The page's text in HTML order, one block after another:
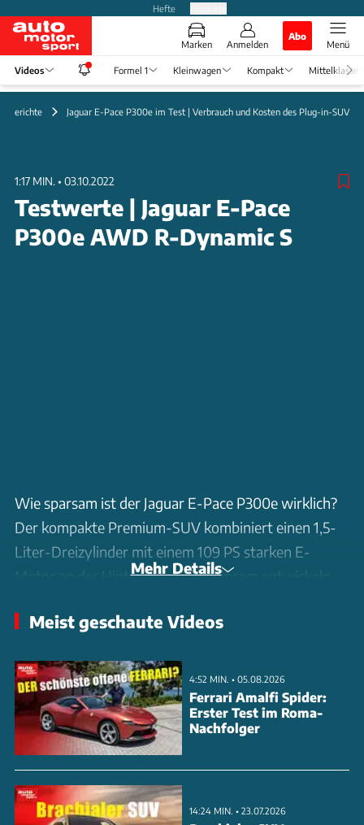
Hefte
Marken Anmelden
Abo
Menü
Videos Formel 1 Kleinwagen Kompakt Mittelklasse
Jaguar E-Pace P300e im Test | Verbrauch und Kosten des Plug-in-SUV
1:17 MIN. • 03.10.2022
Testwerte | Jaguar E-Pace
P300e AWD R-Dynamic S
Wie sparsam ist der Jaguar E-Pace P300e wirklich?
Der kompakte Premium-SUV kombiniert einen 1,5-
Liter-Dreizylinder mit einem 109 PS starken E-
Motor an der Hinterachse. Gemeinsam entwickeln
einen Durchschnittsverbrauch von 2,5 Litern Super
die WLTP-Angabe von 2,0 l und 15,9 kWh.
Besonders auf der Autobahn zeigt der Plug-in-
Hybrid Schwächen: Ab 135 km/h arbeitet nur noch
der Verbrenner. Im Sport-Modus steigt der
Verbrauch auf 11,9 l/100 km. Die monatlichen
Unterhaltskosten betragen je nach Fahrleistung
zwischen 305 und 657 Euro. Der hohe
Mehr Details
Meist geschaute Videos
4:52 MIN. • 05.08.2026
Ferrari Amalfi Spider:
Erster Test im Roma-
Nachfolger
14:24 MIN. • 23.07.2026